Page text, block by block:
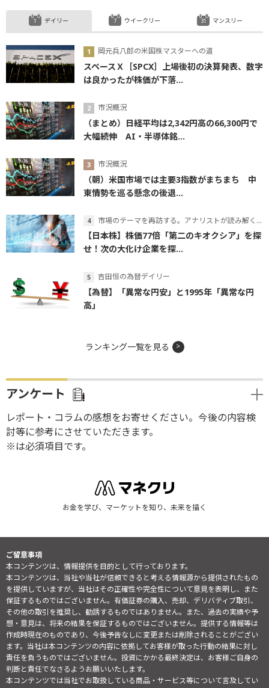
デイリー
岡元兵八郎の米国株マスターへの道
スペースＸ［SPCX］上場後初の決算発表、数字
は良かったが株価が下落...
市況概況
（まとめ）日経平均は2,342円高の66,300円で
大幅続伸 AI・半導体銘...
市況概況
（朝）米国市場では主要3指数がまちまち 中
東情勢を巡る懸念の後退...
市場のテーマを再訪する。アナリストが読み解くテーマの本質
【日本株】株価77倍「第二のキオクシア」を探
せ！次の大化け企業を探...
吉田恒の為替デイリー
【為替】「異常な円安」と1995年「異常な円
高」
ウイークリー マンスリー
ランキング一覧を見る
アンケート
レポート・コラムの感想をお寄せください。今後の内容検
討等に参考にさせていただきます。
※は必須項目です。
お金を学び、マーケットを知り、未来を描く
ご留意事項
本コンテンツは、情報提供を目的として行っております。
本コンテンツは、当社や当社が信頼できると考える情報源から提供されたもの
を提供していますが、当社はその正確性や完全性について意見を表明し、また
保証するものではございません。有価証券の購入、売却、デリバティブ取引、
その他の取引を推奨し、勧誘するものではありません。また、過去の実績や予
想・意見は、将来の結果を保証するものではございません。提供する情報等は
作成時現在のものであり、今後予告なしに変更または削除されることがござい
ます。当社は本コンテンツの内容に依拠してお客様が取った行動の結果に対し
責任を負うものではございません。投資にかかる最終決定は、お客様ご自身の
判断と責任でなさるようお願いいたします。
本コンテンツでは当社でお取扱している商品・サービス等について言及してい